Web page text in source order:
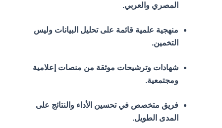
المصري والعربي.
منهجية علمية قائمة على تحليل البيانات وليس
التخمين.
شهادات وترشيحات موثقة من منصات إعلامية
ومجتمعية.
فريق متخصص في تحسين الأداء والنتائج على
المدى الطويل.